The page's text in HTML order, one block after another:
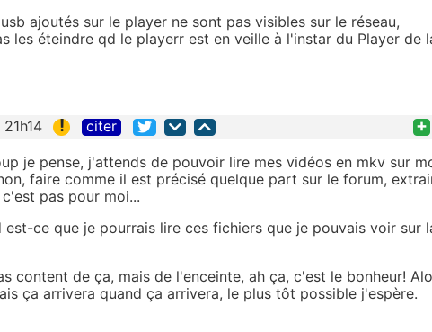
ajoutés sur le player ne sont pas visibles sur le réseau,
les éteindre qd le playerr est en veille à l'instar du Player de
! citer +
je pense, j'attends de pouvoir lire mes vidéos en mkv sur
faire comme il est précisé quelque part sur le forum,
pas pour moi...
est-ce que je pourrais lire ces fichiers que je pouvais voir sur
content de ça, mais de l'enceinte, ah ça, c'est le bonheur!
ça arrivera quand ça arrivera, le plus tôt possible j'espère.